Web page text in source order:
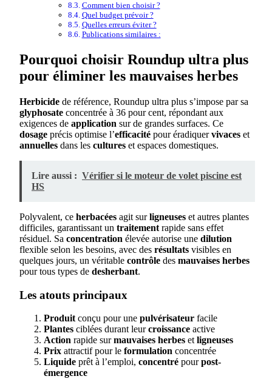
Comment bien choisir ?
Quel budget prévoir ?
Quelles erreurs éviter ?
Publications similaires :
Pourquoi choisir Roundup ultra plus
pour éliminer les mauvaises herbes
Herbicide de référence, Roundup ultra plus s’impose par sa
glyphosate concentrée à 36 pour cent, répondant aux
exigences de application sur de grandes surfaces. Ce
dosage précis optimise l’efficacité pour éradiquervivaces et
annuelles dans les cultures et espaces domestiques.
Lire aussi : Vérifier si le moteur de volet piscine est
HS
Polyvalent, ce herbacées agit surligneuses et autres plantes
difficiles, garantissant un traitement rapide sans effet
résiduel. Sa concentration élevée autorise une dilution
flexible selon les besoins, avec des résultats visibles en
quelques jours, un véritable contrôle des mauvaises herbes
pour tous types de desherbant.
Les atouts principaux
Produit conçu pour une pulvérisateur facile
Plantes ciblées durant leurcroissance active
Action rapide surmauvaises herbes et ligneuses
Prix attractif pour le formulation concentrée
Liquide prêt à l’emploi, concentré pourpost-
émergence